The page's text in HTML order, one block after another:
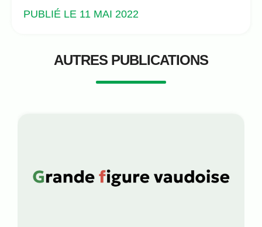
PUBLIÉ LE 11 MAI 2022
AUTRES PUBLICATIONS